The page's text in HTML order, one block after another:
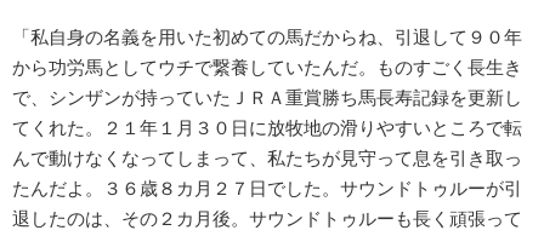
「私自身の名義を用いた初めての馬だからね、引退して９０年
から功労馬としてウチで繋養していたんだ。ものすごく長生き
で、シンザンが持っていたＪＲＡ重賞勝ち馬長寿記録を更新し
てくれた。２１年１月３０日に放牧地の滑りやすいところで転
んで動けなくなってしまって、私たちが見守って息を引き取っ
たんだよ。３６歳８カ月２７日でした。サウンドトゥルーが引
退したのは、その２カ月後。サウンドトゥルーも長く頑張って